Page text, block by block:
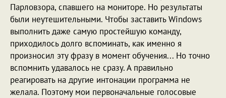
Парловзора, спавшего на мониторе. Но результаты
были неутешительными. Чтобы заставить Windows
выполнить даже самую простейшую команду,
приходилось долго вспоминать, как именно я
произносил эту фразу в момент обучения... Но точно
вспомнить удавалось не сразу. А правильно
реагировать на другие интонации программа не
желала. Поэтому мои первоначальные голосовые